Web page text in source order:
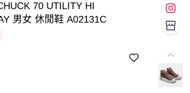
70 UTILITY HI
男女 休閒鞋 A02131C